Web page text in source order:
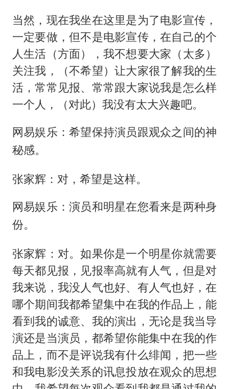
当然，现在我坐在这里是为了电影宣传，
一定要做，但不是电影宣传，在自己的个
人生活（方面），我不想要大家（太多）
关注我，（不希望）让大家很了解我的生
活，常常见报、常常跟大家说我是怎么样
一个人，（对此）我没有太大兴趣吧。
网易娱乐：希望保持演员跟观众之间的神
秘感。
张家辉：对，希望是这样。
网易娱乐：演员和明星在您看来是两种身
份。
张家辉：对。如果你是一个明星你就需要
每天都见报，见报率高就有人气，但是对
我来说，我没人气也好、有人气也好，在
哪个期间我都希望集中在我的作品上，能
看到我的诚意、我的演出，无论是我当导
演还是当演员，都希望你能集中在我的作
品上，而不是评说我有什么绯闻，把一些
和我电影没关系的讯息投放在观众的思想